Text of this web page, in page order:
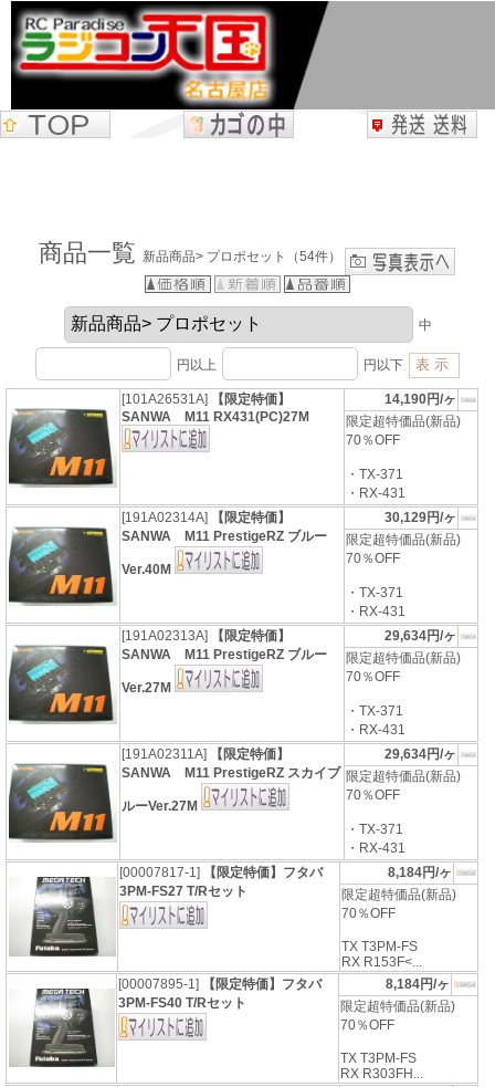
商品一覧 新品商品> プロポセット（54件）
中
円以上 円以下
[101A26531A]
【限定特価】
SANWA M11 RX431(PC)27M
14,190円/ヶ
限定超特価品(新品)
70％OFF
・TX-371
・RX-431
[191A02314A]
【限定特価】
SANWA M11 PrestigeRZ ブルー
Ver.40M
30,129円/ヶ
限定超特価品(新品)
70％OFF
・TX-371
・RX-431
[191A02313A]
【限定特価】
SANWA M11 PrestigeRZ ブルー
Ver.27M
29,634円/ヶ
限定超特価品(新品)
70％OFF
・TX-371
・RX-431
[191A02311A]
【限定特価】
SANWA M11 PrestigeRZ スカイブ
ルーVer.27M
29,634円/ヶ
限定超特価品(新品)
70％OFF
・TX-371
・RX-431
[00007817-1]
【限定特価】フタバ
3PM-FS27 T/Rセット
8,184円/ヶ
限定超特価品(新品)
70％OFF
TX T3PM-FS
RX R153F<...
[00007895-1]
【限定特価】フタバ
3PM-FS40 T/Rセット
8,184円/ヶ
限定超特価品(新品)
70％OFF
TX T3PM-FS
RX R303FH...